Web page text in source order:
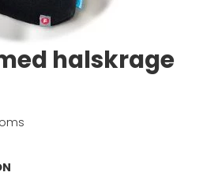
English Dansk
halskrage